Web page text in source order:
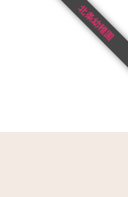
北条幼稚園